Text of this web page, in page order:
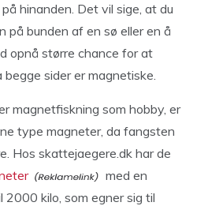
hinanden. Det vil sige, at du
på bunden af en sø eller en å
opnå større chance for at
sider er magnetiske.
magnetfiskning som hobby, er
type magneter, da fangsten
Hos skattejaegere.dk har de
med en
kilo, som egner sig til